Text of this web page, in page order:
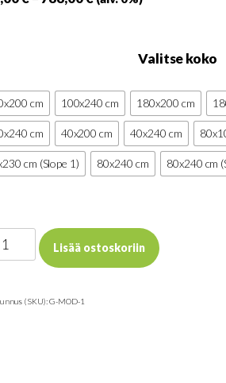
788,00 €
Valitse koko
cm 100x240 cm 180x200 cm
cm 40x200 cm 40x240 cm
cm (Slope 1) 80x240 cm 80x240 cm
Lisää ostoskoriin
(SKU):G-MOD-1